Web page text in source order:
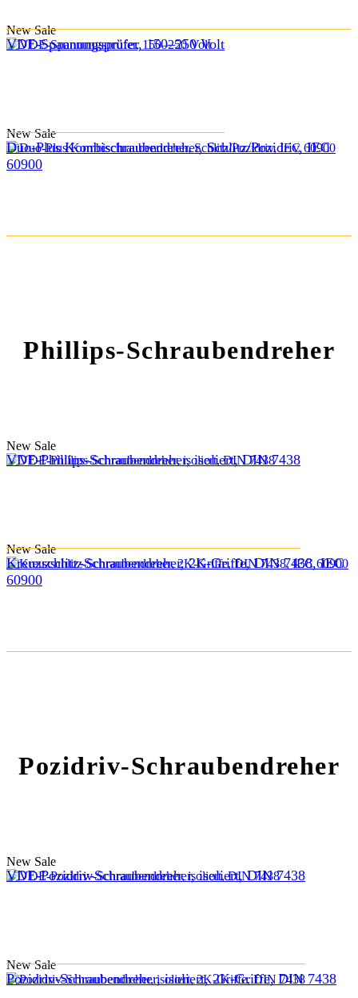
New Sale
VDE-Spannungsprüfer, 150–250 Volt
New Sale
Duo-Plus Kombischraubendreher, Schlitz/Pozidriv, IEC
60900
Phillips-Schraubendreher
New Sale
VDE-Phillips-Schraubendreher, isoliert, DIN 7438
New Sale
Kreuzschlitz-Schraubendreher, 2K-Griffe, DIN 7438, IEC
60900
Pozidriv-Schraubendreher
New Sale
VDE-Pozidriv-Schraubendreher, isoliert, DIN 7438
New Sale
Pozidriv-Schraubendreher, isoliert, 2K-Griffe, DIN 7438